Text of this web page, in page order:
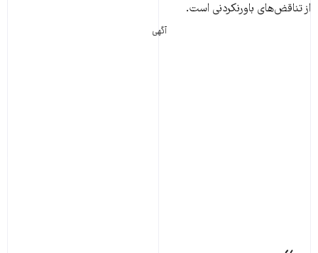
از تناقض‌های باورنکردنی است.
آگهی